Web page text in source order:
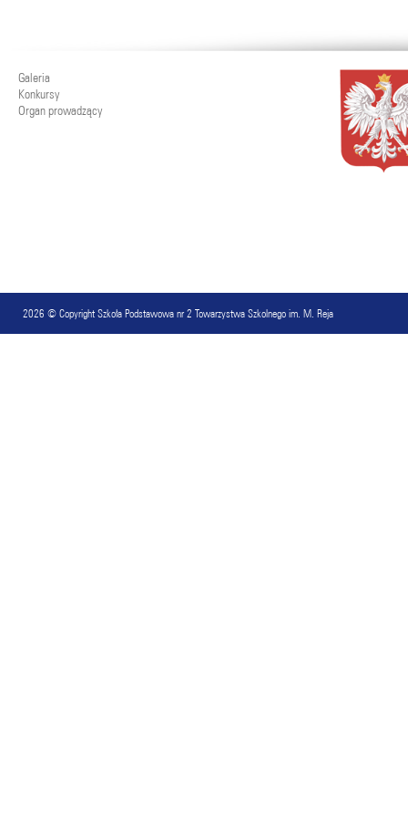
Galeria
Konkursy
Organ prowadzący
2026 © Copyright Szkoła Podstawowa nr 2 Towarzystwa Szkolnego im. M. Reja